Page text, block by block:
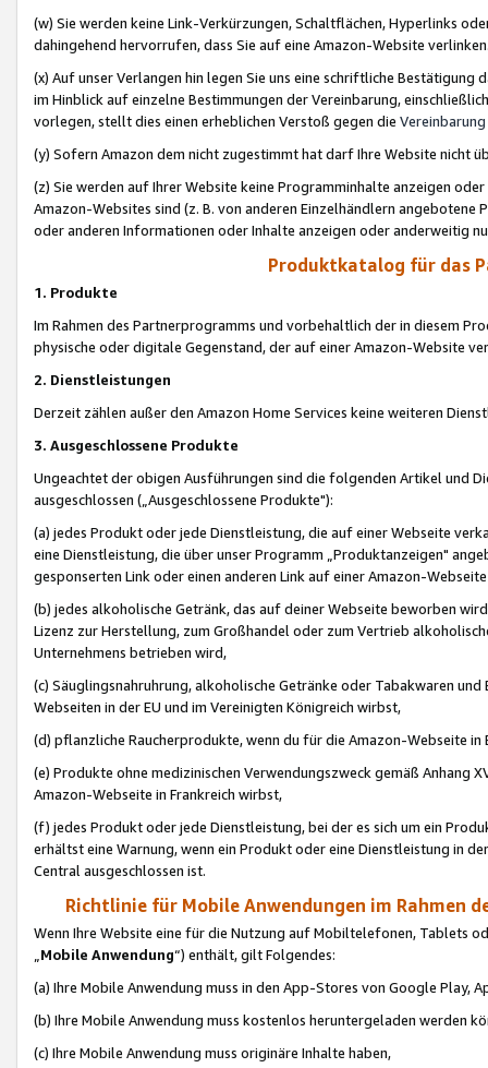
(w) Sie werden keine Link-Verkürzungen, Schaltflächen, Hyperlinks
dahingehend hervorrufen, dass Sie auf eine Amazon-Website
(x) Auf unser Verlangen hin legen Sie uns eine schriftliche
im Hinblick auf einzelne Bestimmungen der Vereinbarung,
vorlegen, stellt dies einen erheblichen Verstoß gegen die Vereinbarung
(y) Sofern Amazon dem nicht zugestimmt hat darf Ihre Website nicht
(z) Sie werden auf Ihrer Website keine Programminhalte anzeigen
Amazon-Websites sind (z. B. von anderen Einzelhändlern
oder anderen Informationen oder Inhalte anzeigen oder anderweitig
Produktkatalog für das
1. Produkte
Im Rahmen des Partnerprogramms und vorbehaltlich der in diesem
physische oder digitale Gegenstand, der auf einer Amazon-Website
2. Dienstleistungen
Derzeit zählen außer den Amazon Home Services keine weiteren
3. Ausgeschlossene Produkte
Ungeachtet der obigen Ausführungen sind die folgenden Artikel und
ausgeschlossen („Ausgeschlossene Produkte"):
(a) jedes Produkt oder jede Dienstleistung, die auf einer Webseite
eine Dienstleistung, die über unser Programm „Produktanzeigen"
gesponserten Link oder einen anderen Link auf einer Amazon-
(b) jedes alkoholische Getränk, das auf deiner Webseite beworben
Lizenz zur Herstellung, zum Großhandel oder zum Vertrieb
Unternehmens betrieben wird,
(c) Säuglingsnahruhrung, alkoholische Getränke oder Tabakwaren
Webseiten in der EU und im Vereinigten Königreich wirbst,
(d) pflanzliche Raucherprodukte, wenn du für die Amazon-Webseite in
(e) Produkte ohne medizinischen Verwendungszweck gemäß Anhang
Amazon-Webseite in Frankreich wirbst,
(f) jedes Produkt oder jede Dienstleistung, bei der es sich um ein
erhältst eine Warnung, wenn ein Produkt oder eine Dienstleistung in
Central ausgeschlossen ist.
Richtlinie für Mobile Anwendungen im Rahmen
Wenn Ihre Website eine für die Nutzung auf Mobiltelefonen, Tablets
„Mobile Anwendung“) enthält, gilt Folgendes:
(a) Ihre Mobile Anwendung muss in den App-Stores von Google Play,
(b) Ihre Mobile Anwendung muss kostenlos heruntergeladen werden
(c) Ihre Mobile Anwendung muss originäre Inhalte haben,